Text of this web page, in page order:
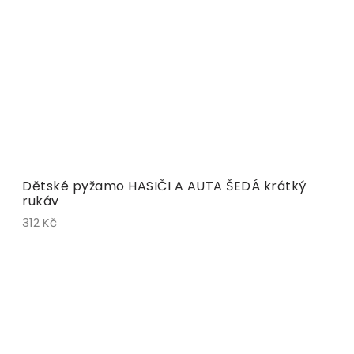
Dětské pyžamo HASIČI A AUTA ŠEDÁ krátký
rukáv
312 Kč